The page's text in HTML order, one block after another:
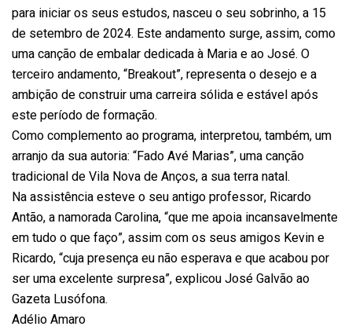
para iniciar os seus estudos, nasceu o seu sobrinho, a 15
de setembro de 2024. Este andamento surge, assim, como
uma canção de embalar dedicada à Maria e ao José. O
terceiro andamento, “Breakout”, representa o desejo e a
ambição de construir uma carreira sólida e estável após
este período de formação.
Como complemento ao programa, interpretou, também, um
arranjo da sua autoria: “Fado Avé Marias”, uma canção
tradicional de Vila Nova de Anços, a sua terra natal.
Na assistência esteve o seu antigo professor, Ricardo
Antão, a namorada Carolina, “que me apoia incansavelmente
em tudo o que faço”, assim com os seus amigos Kevin e
Ricardo, “cuja presença eu não esperava e que acabou por
ser uma excelente surpresa”, explicou José Galvão ao
Gazeta Lusófona.
Adélio Amaro